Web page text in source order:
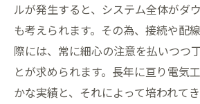
ルが発生すると、システム全体がダ
も考えられます。その為、接続や配
際には、常に細心の注意を払いつつ
とが求められます。長年に亘り電気
かな実績と、それによって培われて